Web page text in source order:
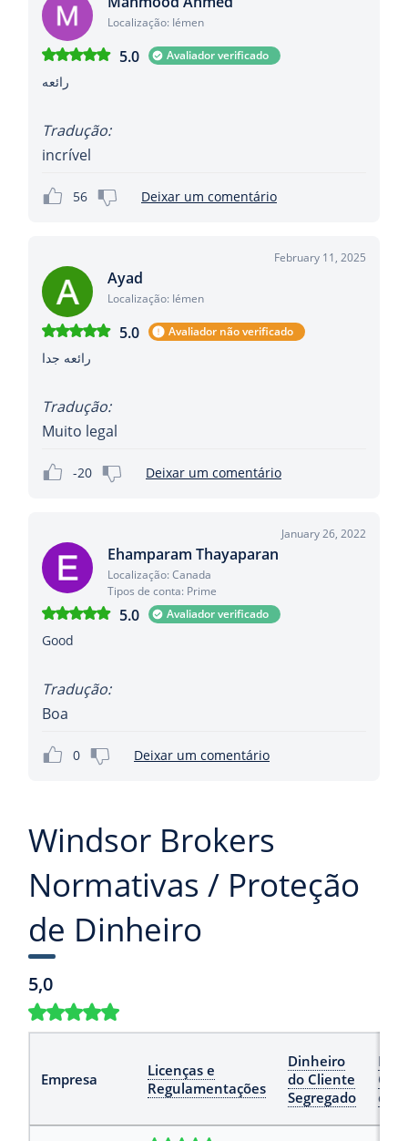
Localização: Iémen
5.0 Avaliador verificado
رائعه
Tradução:
incrível
56 Deixar um comentário
February 11, 2025
Ayad
Localização: Iémen
5.0 Avaliador não verificado
رائعه جدا
Tradução:
Muito legal
-20 Deixar um comentário
January 26, 2022
Ehamparam Thayaparan
Localização: Canada
Tipos de conta: Prime
5.0 Avaliador verificado
Good
Tradução:
Boa
0 Deixar um comentário
Windsor Brokers
Normativas / Proteção
de Dinheiro
5,0
Empresa
Licenças e
Regulamentações
Dinheiro
do Cliente
Segregado
de